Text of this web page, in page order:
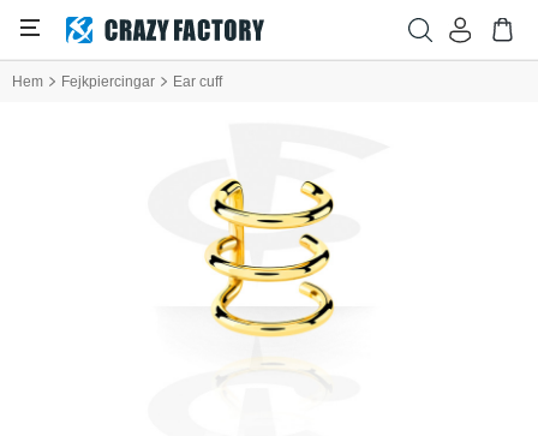
Hem Fejkpiercingar Ear cuff